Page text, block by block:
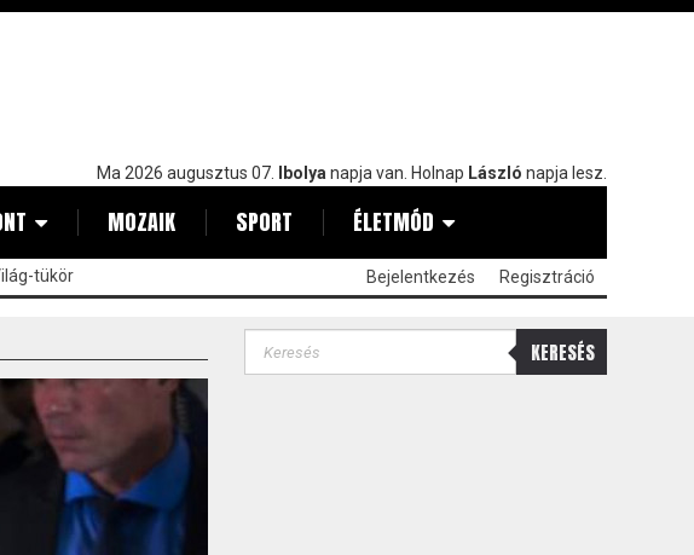
Ma 2026 augusztus 07. Ibolya napja van. Holnap László napja lesz.
MOZAIK SPORT ÉLETMÓD
tükör Bejelentkezés Regisztráció
KERESÉS